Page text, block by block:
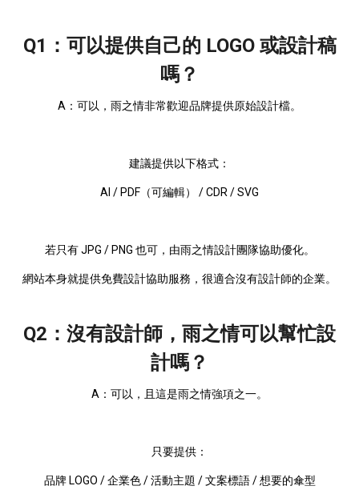
Q1：可以提供自己的 LOGO 或設計稿
嗎？
A：可以，雨之情非常歡迎品牌提供原始設計檔。
建議提供以下格式：
AI / PDF（可編輯） / CDR / SVG
若只有 JPG / PNG 也可，由雨之情設計團隊協助優化。
網站本身就提供免費設計協助服務，很適合沒有設計師的企業。
Q2：沒有設計師，雨之情可以幫忙設
計嗎？
A：可以，且這是雨之情強項之一。
只要提供：
品牌 LOGO / 企業色 / 活動主題 / 文案標語 / 想要的傘型